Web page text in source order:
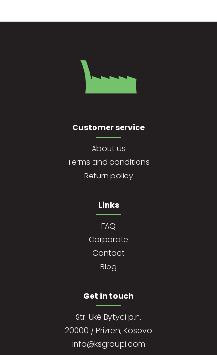
Customer service
About us
Terms and conditions
Return policy
Links
FAQ
Corporate
Contact
Blog
Get in touch
Str. Ukë Bytyqi p.n.
20000 / Prizren, Kosovo
info@ksgroupi.com